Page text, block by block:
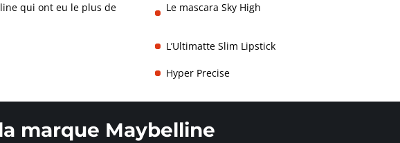
qui ont eu le plus de
Le mascara Sky High
L’Ultimatte Slim Lipstick
Hyper Precise
marque Maybelline